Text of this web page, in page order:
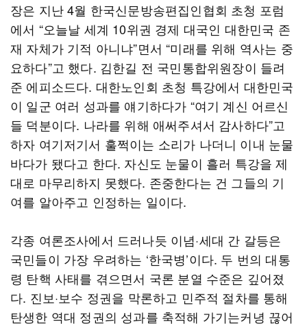
장은 지난 4월 한국신문방송편집인협회 초청 포럼
에서 “오늘날 세계 10위권 경제 대국인 대한민국 존
재 자체가 기적 아니냐”면서 “미래를 위해 역사는 중
요하다”고 했다. 김한길 전 국민통합위원장이 들려
준 에피소드다. 대한노인회 초청 특강에서 대한민국
이 일군 여러 성과를 얘기하다가 “여기 계신 어르신
들 덕분이다. 나라를 위해 애써주셔서 감사하다”고
하자 여기저기서 훌쩍이는 소리가 나더니 이내 눈물
바다가 됐다고 한다. 자신도 눈물이 흘러 특강을 제
대로 마무리하지 못했다. 존중한다는 건 그들의 기
여를 알아주고 인정하는 일이다.
각종 여론조사에서 드러나듯 이념·세대 간 갈등은
국민들이 가장 우려하는 ‘한국병’이다. 두 번의 대통
령 탄핵 사태를 겪으면서 국론 분열 수준은 깊어졌
다. 진보·보수 정권을 막론하고 민주적 절차를 통해
탄생한 역대 정권의 성과를 축적해 가기는커녕 끊어